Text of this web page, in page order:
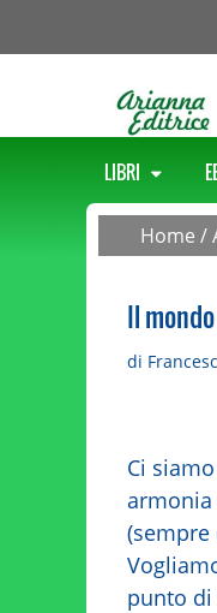
LIBRI
Home /
Il
di
Ci
punto di